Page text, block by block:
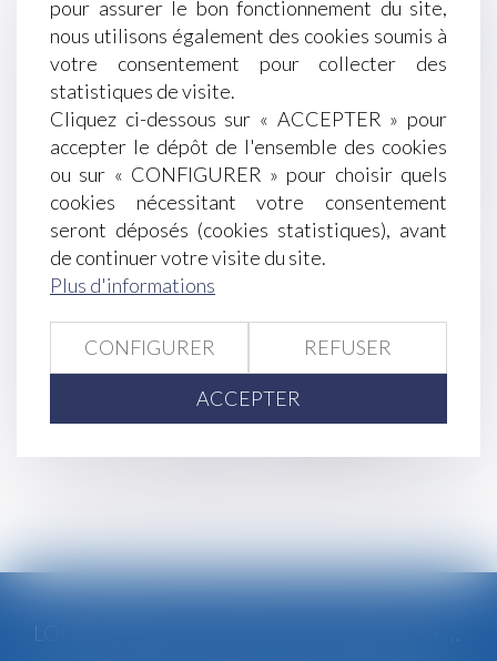
conséquence sur le délais d'action en restitution
L’obligation de prévention des risques
professionnels est distincte de la prohibition des
agissements de harcèlement moral
Financer ou améliorer de ses deniers un
logement indivis n’est pas contribuer aux charges
du mariage
Quelle prime d’intéressement pour le salarié en
congé de reclassement ?
Succession et annulation d’un testament
Rupture brutale des relations commerciales
Projet de loi pouvoir d’achat : le point sur les
mesures intéressant les employeurs
<< < ... 121 122 123 124 125 126
pour assurer le bon fonctionnement du site,
nous utilisons également des cookies soumis à
votre consentement pour collecter des
statistiques de visite.
Cliquez ci-dessous sur « ACCEPTER » pour
accepter le dépôt de l'ensemble des cookies
ou sur « CONFIGURER » pour choisir quels
cookies nécessitant votre consentement
seront déposés (cookies statistiques), avant
de continuer votre visite du site.
Plus d'informations
CONFIGURER REFUSER
ACCEPTER